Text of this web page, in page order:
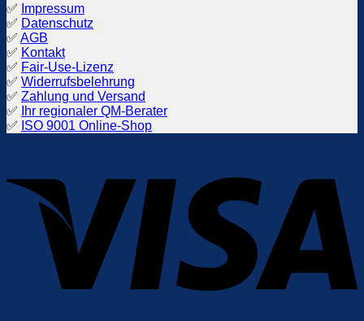
✅ Impressum
✅ Datenschutz
✅ AGB
✅ Kontakt
✅ Fair-Use-Lizenz
✅ Widerrufsbelehrung
✅ Zahlung und Versand
✅
Ihr regionaler QM-Berater
✅ ISO 9001 Online-Shop